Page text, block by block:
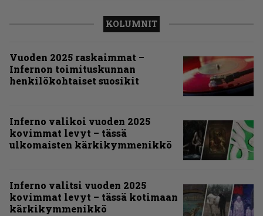
KOLUMNIT
Vuoden 2025 raskaimmat –
Infernon toimituskunnan
henkilökohtaiset suosikit
Inferno valikoi vuoden 2025
kovimmat levyt – tässä
ulkomaisten kärkikymmenikkö
Inferno valitsi vuoden 2025
kovimmat levyt – tässä kotimaan
kärkikymmenikkö